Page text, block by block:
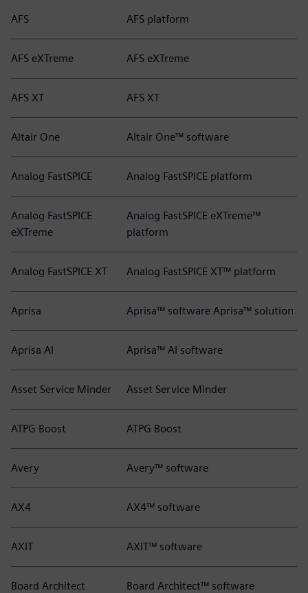
AFS AFS platform
AFS eXTreme AFS eXTreme
AFS XT AFS XT
Altair One Altair One™ software
Analog FastSPICE Analog FastSPICE platform
Analog FastSPICE
eXTreme
Analog FastSPICE eXTreme™
platform
Analog FastSPICE XT Analog FastSPICE XT™ platform
Aprisa Aprisa™ software Aprisa™ solution
Aprisa AI Aprisa™ AI software
Asset Service Minder Asset Service Minder
ATPG Boost ATPG Boost
Avery Avery™ software
AX4 AX4™ software
AXIT AXIT™ software
Board Architect Board Architect™ software